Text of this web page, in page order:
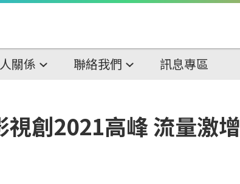
關係 聯絡我們 訊息專區
創2021高峰 流量激